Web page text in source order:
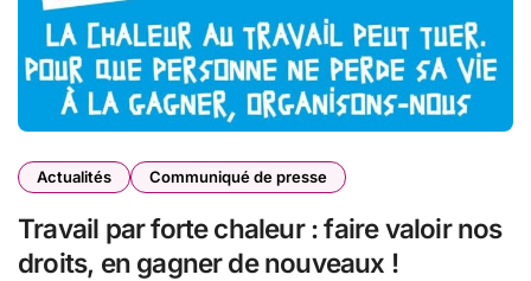
Actualités Communiqué de presse
Travail par forte chaleur : faire valoir nos
droits, en gagner de nouveaux !